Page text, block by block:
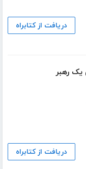
دریافت از کتابراه
دریافت از کتابراه